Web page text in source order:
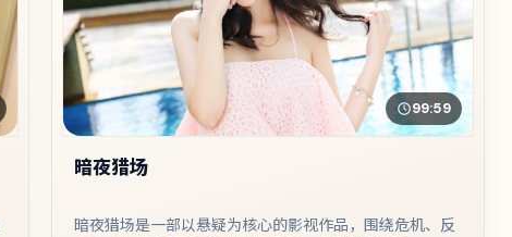
99:59
暗夜猎场
暗夜猎场是一部以悬疑为核心的影视作品，围绕危机、反